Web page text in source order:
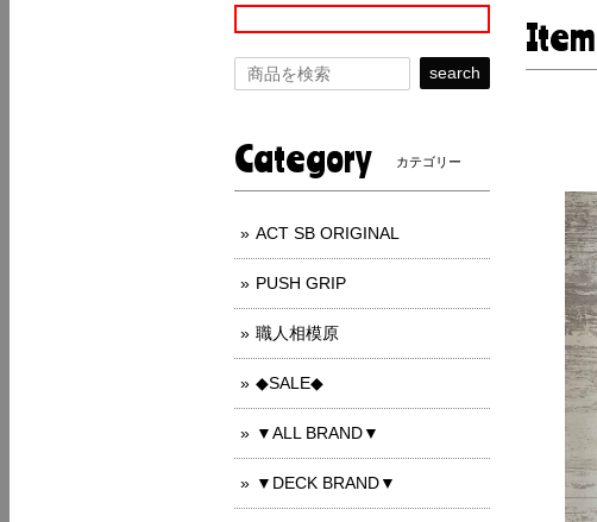
Item
search
Category カテゴリー
ACT SB ORIGINAL
PUSH GRIP
職人相模原
◆SALE◆
▼ALL BRAND▼
▼DECK BRAND▼